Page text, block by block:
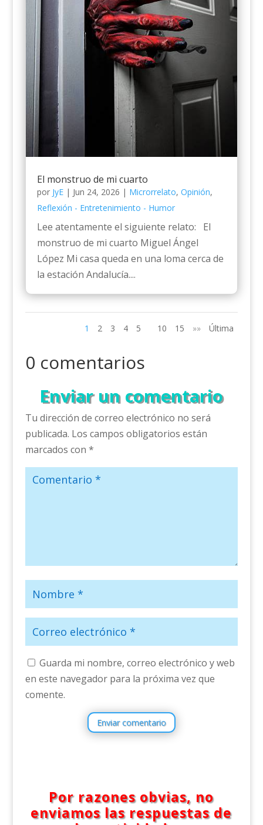
El monstruo de mi cuarto
por JyE| Jun 24, 2026 | Microrrelato, Opinión,
Reflexión - Entretenimiento - Humor
Lee atentamente el siguiente relato: El
monstruo de mi cuarto Miguel Ángel
López Mi casa queda en una loma cerca de
la estación Andalucía....
1 2 3 4 5 10 15 »» Última
0 comentarios
Enviar un comentario
Tu dirección de correo electrónico no será
publicada. Los campos obligatorios están
marcados con *
Guarda mi nombre, correo electrónico y web
en este navegador para la próxima vez que
comente.
Enviar comentario
Por razones obvias, no
enviamos las respuestas de